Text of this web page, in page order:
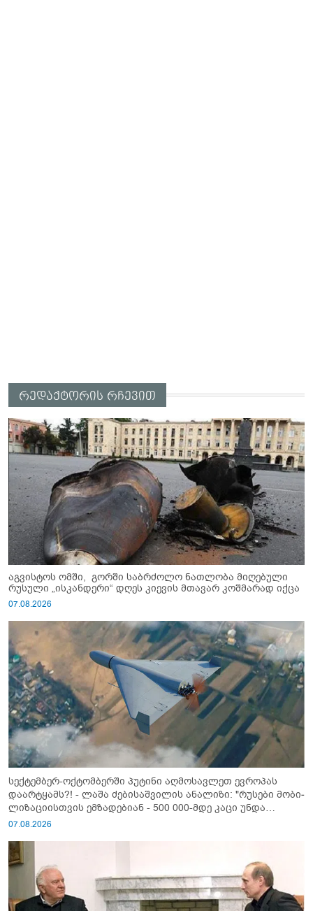
რედაქტორის რჩევით
აგვისტოს ომში, გორში საბრძოლო ნათლობა მიღებული
რუსული „ისკანდერი“ დღეს კიევის მთავარ კოშმარად იქცა
07.08.2026
სექტემბერ-ოქტომბერში პუტინი აღმოსავლეთ ევროპას
დაარტყამს?! - ლაშა ძებისაშვილის ანალიზი: "რუსები მობი­
ლიზაციისთვის ემზადებიან - 500 000-მდე კაცი უნდა
გაიწვიონ ომში"
07.08.2026